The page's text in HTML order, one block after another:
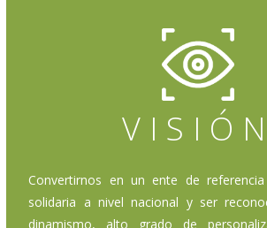
VISIÓN
Convertirnos en un ente de
solidaria a nivel nacional y ser
dinamismo, alto grado de